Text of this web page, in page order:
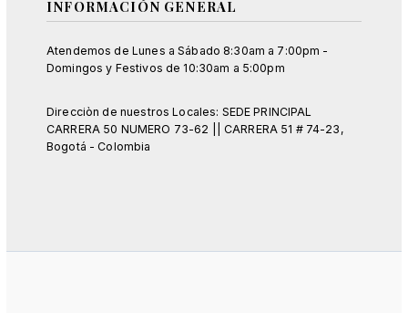
INFORMACIÓN GENERAL
Atendemos de Lunes a Sábado 8:30am a 7:00pm -
Domingos y Festivos de 10:30am a 5:00pm
Direcciòn de nuestros Locales: SEDE PRINCIPAL
CARRERA 50 NUMERO 73-62 || CARRERA 51 # 74-23,
Bogotá - Colombia